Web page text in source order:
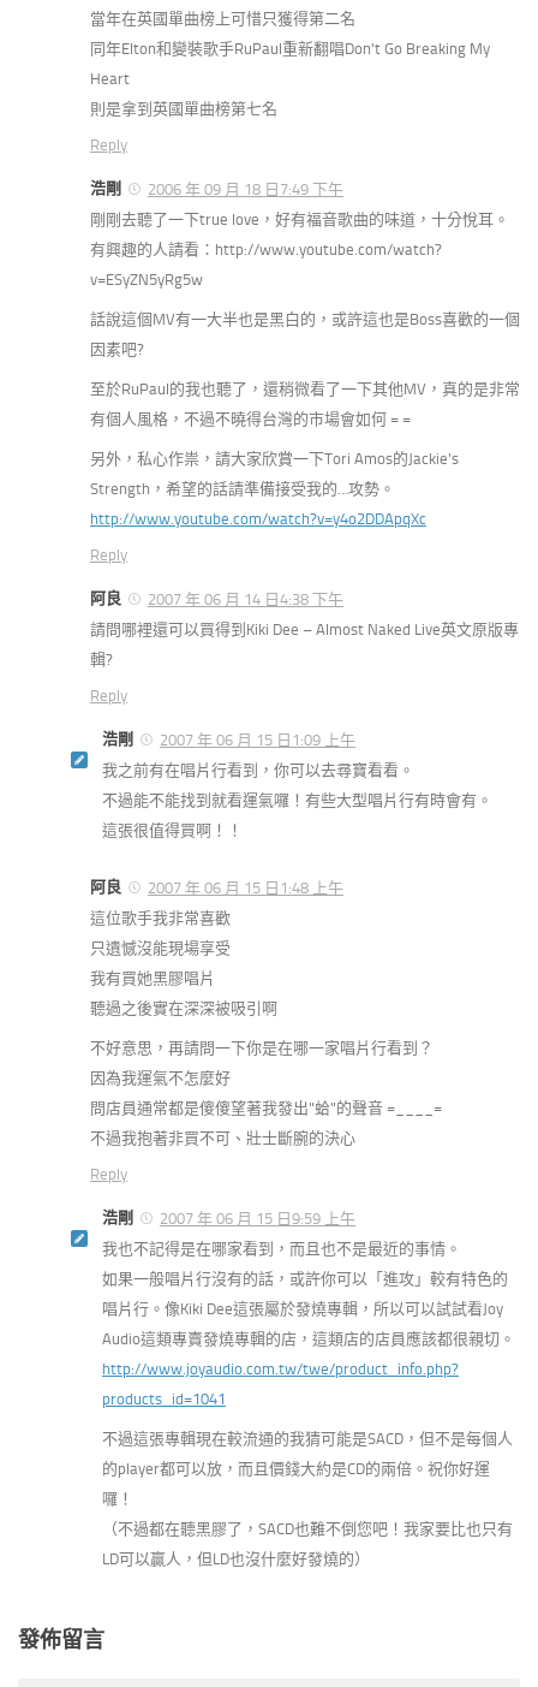
當年在英國單曲榜上可惜只獲得第二名
同年Elton和變裝歌手RuPaul重新翻唱Don't Go Breaking My
Heart
則是拿到英國單曲榜第七名
Reply
浩剛
2006 年 09 月 18 日7:49 下午
剛剛去聽了一下true love，好有福音歌曲的味道，十分悅耳。
有興趣的人請看：http://www.youtube.com/watch?
v=ESyZN5yRg5w
話說這個MV有一大半也是黑白的，或許這也是Boss喜歡的一個
因素吧?
至於RuPaul的我也聽了，還稍微看了一下其他MV，真的是非常
有個人風格，不過不曉得台灣的市場會如何 = =
另外，私心作祟，請大家欣賞一下Tori Amos的Jackie's
Strength，希望的話請準備接受我的…攻勢。
http://www.youtube.com/watch?v=y4o2DDApqXc
Reply
阿良
2007 年 06 月 14 日4:38 下午
請問哪裡還可以買得到Kiki Dee – Almost Naked Live英文原版專
輯?
Reply
浩剛
2007 年 06 月 15 日1:09 上午
我之前有在唱片行看到，你可以去尋寶看看。
不過能不能找到就看運氣囉！有些大型唱片行有時會有。
這張很值得買啊！！
阿良
2007 年 06 月 15 日1:48 上午
這位歌手我非常喜歡
只遺憾沒能現場享受
我有買她黑膠唱片
聽過之後實在深深被吸引啊
不好意思，再請問一下你是在哪一家唱片行看到？
因為我運氣不怎麼好
問店員通常都是傻傻望著我發出"蛤"的聲音 =____=
不過我抱著非買不可、壯士斷腕的決心
Reply
浩剛
2007 年 06 月 15 日9:59 上午
我也不記得是在哪家看到，而且也不是最近的事情。
如果一般唱片行沒有的話，或許你可以「進攻」較有特色的
唱片行。像Kiki Dee這張屬於發燒專輯，所以可以試試看Joy
Audio這類專賣發燒專輯的店，這類店的店員應該都很親切。
http://www.joyaudio.com.tw/twe/product_info.php?
products_id=1041
不過這張專輯現在較流通的我猜可能是SACD，但不是每個人
的player都可以放，而且價錢大約是CD的兩倍。祝你好運
囉！
（不過都在聽黑膠了，SACD也難不倒您吧！我家要比也只有
LD可以贏人，但LD也沒什麼好發燒的）
發佈留言